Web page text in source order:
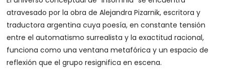
atravesado por la obra de Alejandra Pizarnik, escritora y
traductora argentina cuya poesía, en constante tensión
entre el automatismo surrealista y la exactitud racional,
funciona como una ventana metafórica y un espacio de
reflexión que el grupo resignifica en escena.